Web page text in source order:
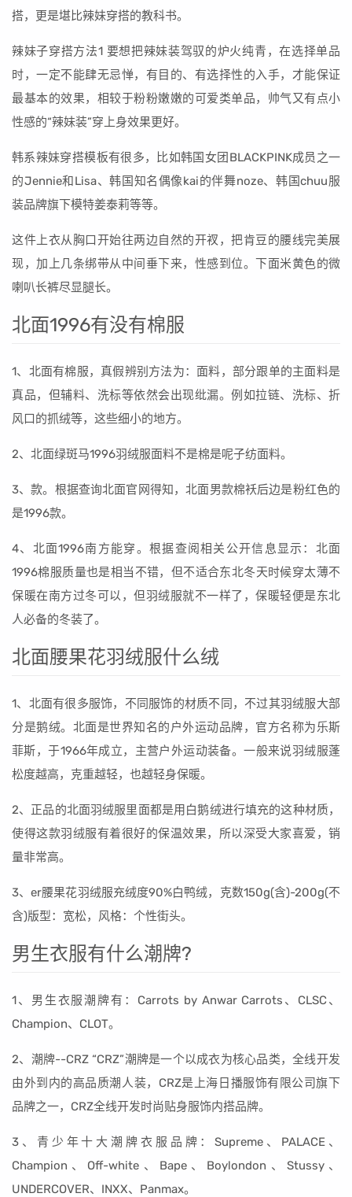
搭，更是堪比辣妹穿搭的教科书。
辣妹子穿搭方法1 要想把辣妹装驾驭的炉火纯青，在选择单品
时，一定不能肆无忌惮，有目的、有选择性的入手，才能保证
最基本的效果，相较于粉粉嫩嫩的可爱类单品，帅气又有点小
性感的“辣妹装”穿上身效果更好。
韩系辣妹穿搭模板有很多，比如韩国女团BLACKPINK成员之一
的Jennie和Lisa、韩国知名偶像kai的伴舞noze、韩国chuu服
装品牌旗下模特姜泰莉等等。
这件上衣从胸口开始往两边自然的开衩，把肯豆的腰线完美展
现，加上几条绑带从中间垂下来，性感到位。下面米黄色的微
喇叭长裤尽显腿长。
北面1996有没有棉服
1、北面有棉服，真假辨别方法为：面料，部分跟单的主面料是
真品，但辅料、洗标等依然会出现纰漏。例如拉链、洗标、折
风口的抓绒等，这些细小的地方。
2、北面绿斑马1996羽绒服面料不是棉是呢子纺面料。
3、款。根据查询北面官网得知，北面男款棉袄后边是粉红色的
是1996款。
4、北面1996南方能穿。根据查阅相关公开信息显示：北面
1996棉服质量也是相当不错，但不适合东北冬天时候穿太薄不
保暖在南方过冬可以，但羽绒服就不一样了，保暖轻便是东北
人必备的冬装了。
北面腰果花羽绒服什么绒
1、北面有很多服饰，不同服饰的材质不同，不过其羽绒服大部
分是鹅绒。北面是世界知名的户外运动品牌，官方名称为乐斯
菲斯，于1966年成立，主营户外运动装备。一般来说羽绒服蓬
松度越高，克重越轻，也越轻身保暖。
2、正品的北面羽绒服里面都是用白鹅绒进行填充的这种材质，
使得这款羽绒服有着很好的保温效果，所以深受大家喜爱，销
量非常高。
3、er腰果花羽绒服充绒度90%白鸭绒，克数150g(含)-200g(不
含)版型：宽松，风格：个性街头。
男生衣服有什么潮牌?
1、男生衣服潮牌有：Carrots by Anwar Carrots、CLSC、
Champion、CLOT。
2、潮牌--CRZ “CRZ”潮牌是一个以成衣为核心品类，全线开发
由外到内的高品质潮人装，CRZ是上海日播服饰有限公司旗下
品牌之一，CRZ全线开发时尚贴身服饰内搭品牌。
3、青少年十大潮牌衣服品牌：Supreme、PALACE、
Champion、Off-white、Bape、Boylondon、Stussy、
UNDERCOVER、INXX、Panmax。